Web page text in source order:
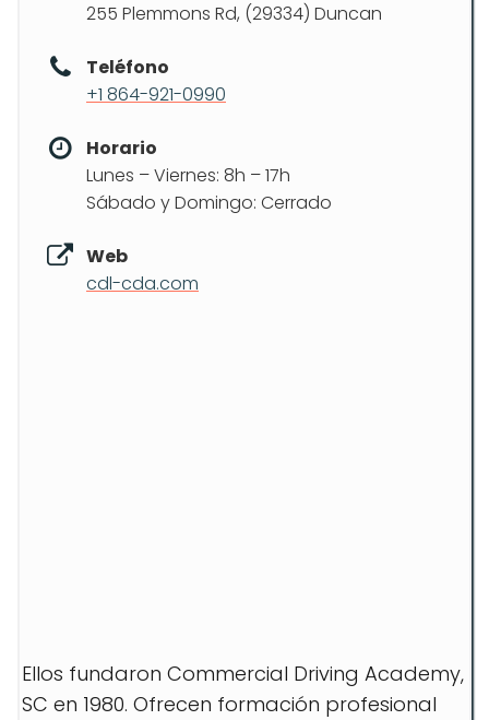
255 Plemmons Rd, (29334) Duncan
Teléfono
+1 864-921-0990
Horario
Lunes – Viernes: 8h – 17h
Sábado y Domingo: Cerrado
Web
cdl-cda.com
Ellos fundaron Commercial Driving Academy,
SC en 1980. Ofrecen formación profesional